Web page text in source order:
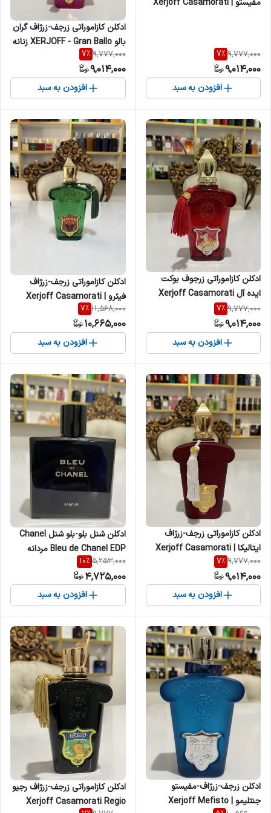
مفیستو | Xerjoff Casamorati
9,777,000
7%
9,014,000
افزودن به سبد
ادکلن کازاموراتی زرجف-زرژاف گران
بالو XERJOFF - Gran Ballo زنانه
9,777,000
7%
9,014,000
افزودن به سبد
ادکلن کازاموراتی زرجوف بوکت
ایده آل Xerjoff Casamorati
Bouquet Ideale زنانه
9,777,000
7%
9,014,000
افزودن به سبد
ادکلن کازاموراتی زرجف-زرژاف
فیئرو | Xerjoff Casamorati
Fiero مردانه
11,568,000
7%
10,665,000
افزودن به سبد
ادکلن کازاموراتی زرجف-زرژاف
ایتالیکا | Xerjoff Casamorati
Italica زنانه مردانه
9,777,000
7%
9,014,000
افزودن به سبد
ادکلن شنل بلو-بلو شنل Chanel
Bleu de Chanel EDP مردانه
5,253,000
10%
4,725,000
افزودن به سبد
ادکلن زرجف-زرژاف-مفیستو
جنتلیمو | Xerjoff Mefisto
ادکلن کازاموراتی زرجف-زرژاف رجیو
Xerjoff Casamorati Regio